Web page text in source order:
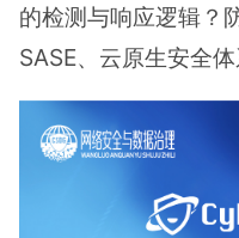
的检测与响应逻辑？
SASE、云原生安全